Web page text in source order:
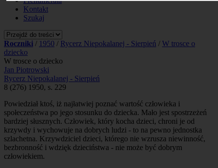
Kontakt
Szukaj
Roczniki / 1950 / Rycerz Niepokalanej - Sierpień / W trosce o
dziecko
W trosce o dziecko
Jan Piotrowski
Rycerz Niepokalanej - Sierpień
8 (276) 1950, s. 229
Powiedział ktoś, iż najłatwiej poznać wartość człowieka i
społeczeństwa po jego stosunku do dziecka. Mało jest spostrzeżeń
bardziej słusznych. Człowiek, który kocha dzieci, chroni je od
krzywdy i wychowuje na dobrych ludzi - to na pewno jednostka
szlachetna. Krzywdziciel dzieci, którego nie wzrusza niewinność,
bezbronność i wdzięk dzieciństwa - nie może być dobrym
człowiekiem.